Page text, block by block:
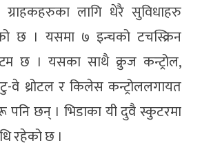
ग्राहकहरुका लागि धेरै सुविधाहरु
छ । यसमा ७ इन्चको टचस्क्रिन
छ । यसका साथै क्रुज कन्ट्रोल,
थ्रोटल र किलेस कन्ट्रोललगायत
पनि छन् । भिडाका यी दुवै स्कुटरमा
रहेको छ ।